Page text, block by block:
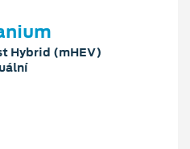
Hybrid (mHEV)